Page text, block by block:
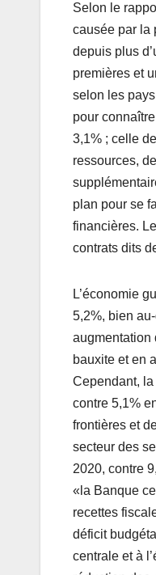
Selon le
causée par la
depuis plus
premières et
selon les
pour
3,1% ; celle
ressources,
plan pour se
financières.
contrats dits
L’économie
5,2%, bien
augmentation
bauxite et en
Cependant,
contre 5,1%
frontières et
secteur des
2020, contre
«la Banque
recettes
déficit
centrale et à